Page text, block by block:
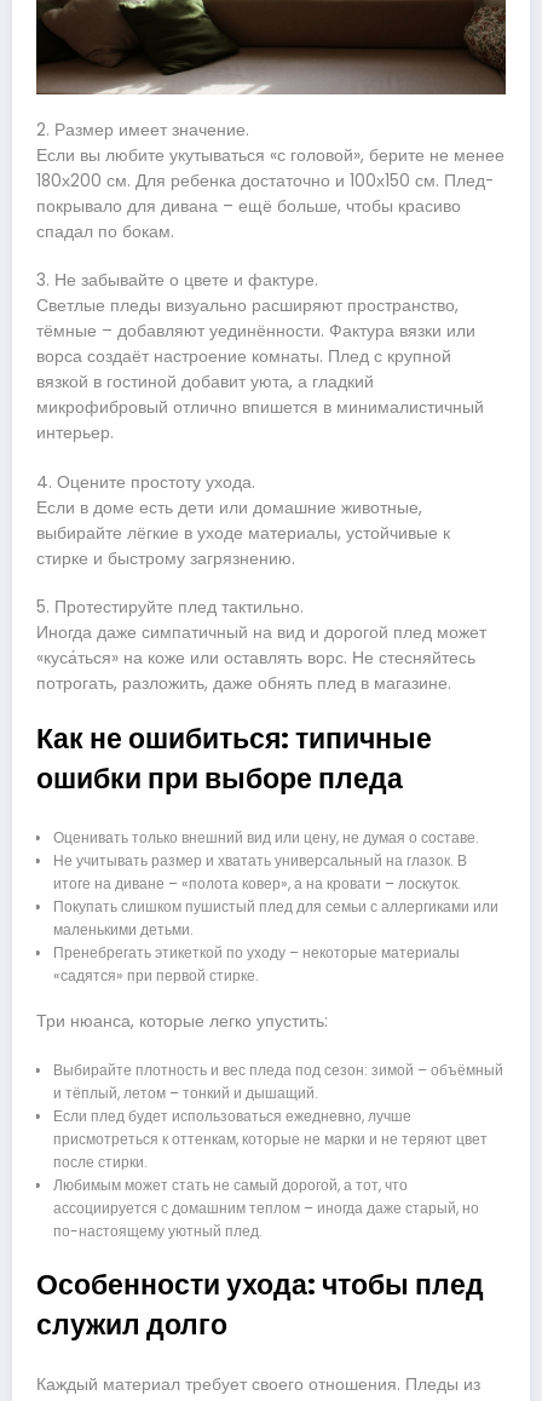
2. Размер имеет значение.
Если вы любите укутываться «с головой», берите не менее
180х200 см. Для ребенка достаточно и 100х150 см. Плед-
покрывало для дивана – ещё больше, чтобы красиво
спадал по бокам.
3. Не забывайте о цвете и фактуре.
Светлые пледы визуально расширяют пространство,
тёмные – добавляют уединённости. Фактура вязки или
ворса создаёт настроение комнаты. Плед с крупной
вязкой в гостиной добавит уюта, а гладкий
микрофибровый отлично впишется в минималистичный
интерьер.
4. Оцените простоту ухода.
Если в доме есть дети или домашние животные,
выбирайте лёгкие в уходе материалы, устойчивые к
стирке и быстрому загрязнению.
5. Протестируйте плед тактильно.
Иногда даже симпатичный на вид и дорогой плед может
«куса́ться» на коже или оставлять ворс. Не стесняйтесь
потрогать, разложить, даже обнять плед в магазине.
Как не ошибиться: типичные
ошибки при выборе пледа
Оценивать только внешний вид или цену, не думая о составе.
Не учитывать размер и хватать универсальный на глазок. В
итоге на диване – «полота ковер», а на кровати – лоскуток.
Покупать слишком пушистый плед для семьи с аллергиками или
маленькими детьми.
Пренебрегать этикеткой по уходу – некоторые материалы
«садятся» при первой стирке.
Три нюанса, которые легко упустить:
Выбирайте плотность и вес пледа под сезон: зимой – объёмный
и тёплый, летом – тонкий и дышащий.
Если плед будет использоваться ежедневно, лучше
присмотреться к оттенкам, которые не марки и не теряют цвет
после стирки.
Любимым может стать не самый дорогой, а тот, что
ассоциируется с домашним теплом – иногда даже старый, но
по-настоящему уютный плед.
Особенности ухода: чтобы плед
служил долго
Каждый материал требует своего отношения. Пледы из